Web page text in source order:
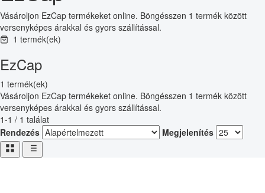
Vásároljon EzCap termékeket online. Böngésszen 1 termék között
versenyképes árakkal és gyors szállítással.
1 termék(ek)
EzCap
1 termék(ek)
Vásároljon EzCap termékeket online. Böngésszen 1 termék között
versenyképes árakkal és gyors szállítással.
1-1 / 1 találat
Rendezés
Megjelenítés